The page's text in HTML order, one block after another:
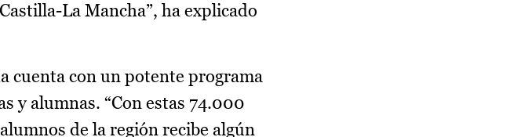
La Mancha”, ha explicado
cuenta con un potente programa
y alumnas. “Con estas 74.000
de la región recibe algún